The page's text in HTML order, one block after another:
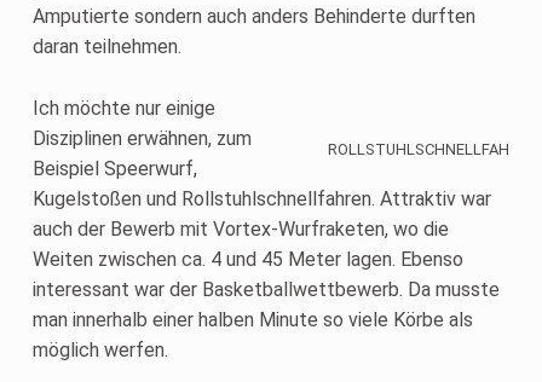
Amputierte sondern auch anders Behinderte durften
daran teilnehmen.
ROLLSTUHLSCHNELLFAHREN
Ich möchte nur einige
Disziplinen erwähnen, zum
Beispiel Speerwurf,
Kugelstoßen und Rollstuhlschnellfahren. Attraktiv war
auch der Bewerb mit Vortex-Wurfraketen, wo die
Weiten zwischen ca. 4 und 45 Meter lagen. Ebenso
interessant war der Basketballwettbewerb. Da musste
man innerhalb einer halben Minute so viele Körbe als
möglich werfen.